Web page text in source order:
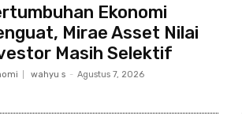
Ekonomi
Mirae Asset Nilai
Masih Selektif
wahyu s - Agustus 7, 2026